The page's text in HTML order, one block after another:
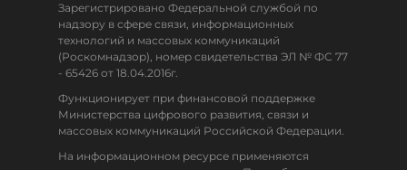
Зарегистрировано Федеральной службой по
надзору в сфере связи, информационных
технологий и массовых коммуникаций
(Роскомнадзор), номер свидетельства ЭЛ № ФС 77
- 65426 от 18.04.2016г.
Функционирует при финансовой поддержке
Министерства цифрового развития, связи и
массовых коммуникаций Российской Федерации.
На информационном ресурсе применяются